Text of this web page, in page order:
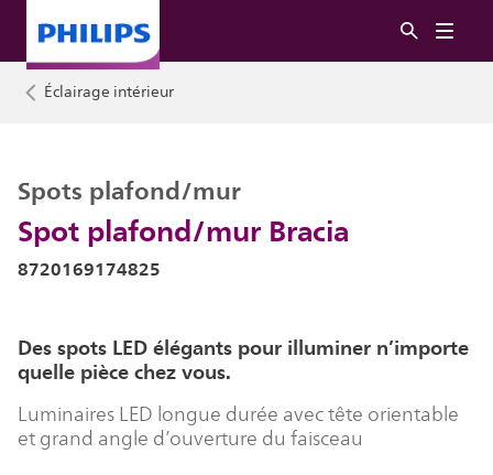
Éclairage intérieur
Spot plafond/mur Bracia
Spots plafond/mur
8720169174825
Des spots LED élégants pour illuminer n’importe
quelle pièce chez vous.
Luminaires LED longue durée avec tête orientable
et grand angle d’ouverture du faisceau